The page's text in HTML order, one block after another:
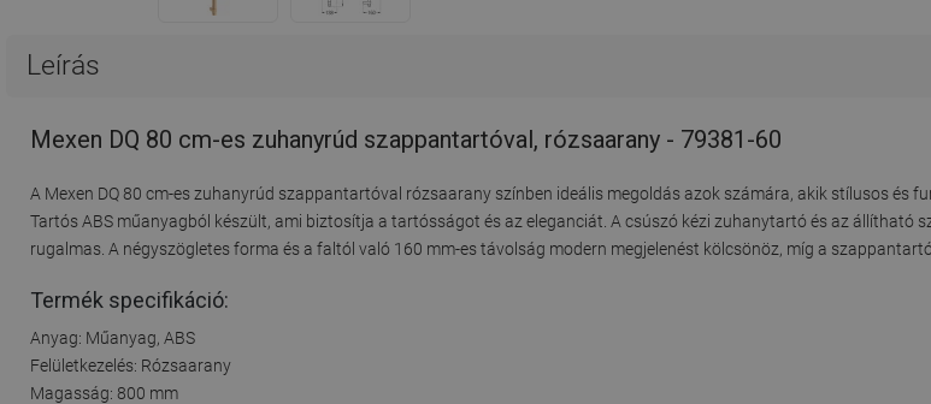
Leírás
Mexen DQ 80 cm-es zuhanyrúd szappantartóval, rózsaarany - 79381-60
A Mexen DQ 80 cm-es zuhanyrúd szappantartóval rózsaarany színben ideális megoldás azok számára, akik stílusos és
Tartós ABS műanyagból készült, ami biztosítja a tartósságot és az eleganciát. A csúszó kézi zuhanytartó és az állítható
rugalmas. A négyszögletes forma és a faltól való 160 mm-es távolság modern megjelenést kölcsönöz, míg a
Termék specifikáció:
Anyag: Műanyag, ABS
Felületkezelés: Rózsaarany
Magasság: 800 mm